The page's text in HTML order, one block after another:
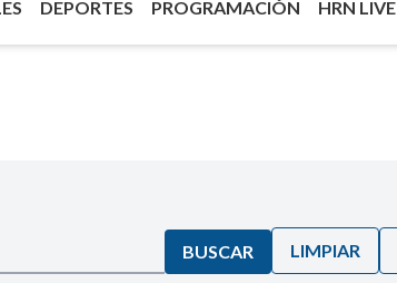
DEPORTES PROGRAMACIÓN HRN LIVE
BUSCAR LIMPIAR